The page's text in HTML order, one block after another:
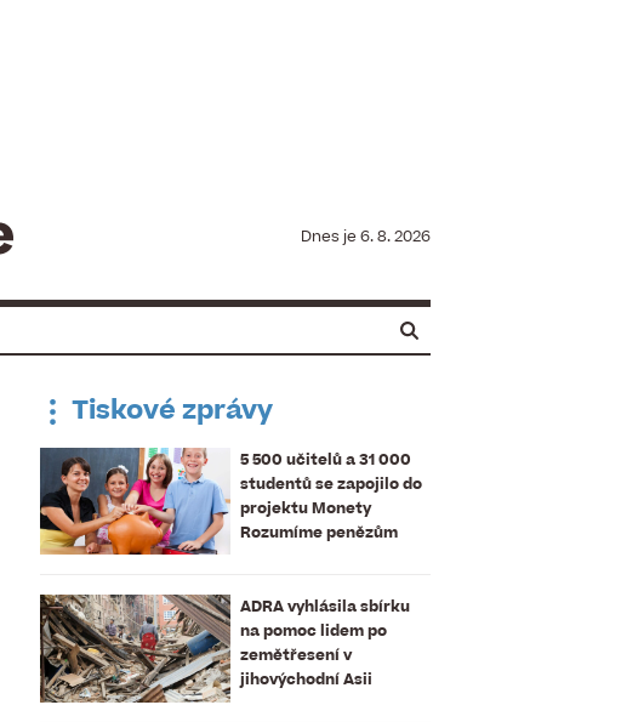
Dnes je 6. 8. 2026
Tiskové zprávy
5 500 učitelů a 31 000
studentů se zapojilo do
projektu Monety
Rozumíme penězům
ADRA vyhlásila sbírku
na pomoc lidem po
zemětřesení v
jihovýchodní Asii